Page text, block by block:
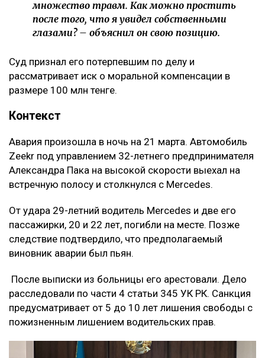
множество травм. Как можно простить
после того, что я увидел собственными
глазами? – объяснил он свою позицию.
Суд признал его потерпевшим по делу и
рассматривает иск о моральной компенсации в
размере 100 млн тенге.
Контекст
Авария произошла в ночь на 21 марта. Автомобиль
Zeekr под управлением 32-летнего предпринимателя
Александра Пака на высокой скорости выехал на
встречную полосу и столкнулся с Mercedes.
От удара 29-летний водитель Mercedes и две его
пассажирки, 20 и 22 лет, погибли на месте. Позже
следствие подтвердило, что предполагаемый
виновник аварии был пьян.
После выписки из больницы его арестовали. Дело
расследовали по части 4 статьи 345 УК РК. Санкция
предусматривает от 5 до 10 лет лишения свободы с
пожизненным лишением водительских прав.